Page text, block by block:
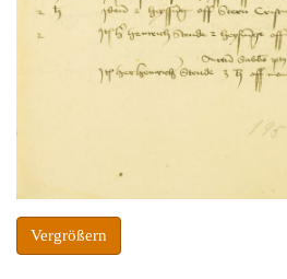
Vergrößern